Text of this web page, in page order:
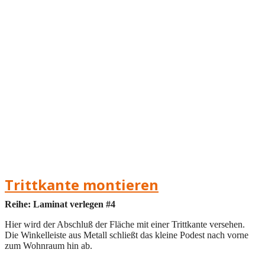
Trittkante montieren
Reihe: Laminat verlegen #4
Hier wird der Abschluß der Fläche mit einer Trittkante versehen.
Die Winkelleiste aus Metall schließt das kleine Podest nach vorne
zum Wohnraum hin ab.